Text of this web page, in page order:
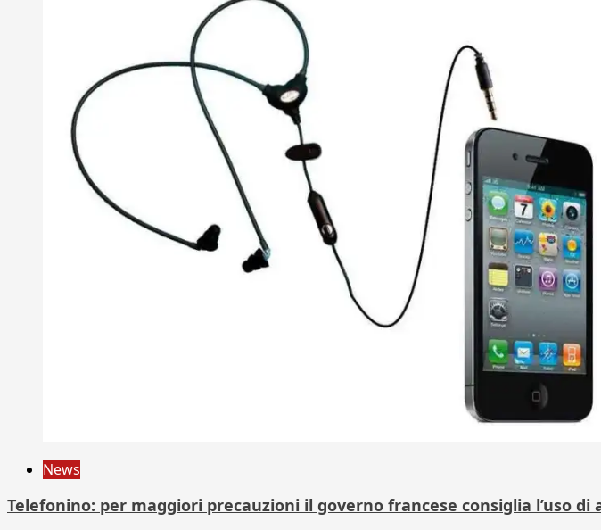
News
Telefonino: per maggiori precauzioni il governo francese consiglia l’uso di